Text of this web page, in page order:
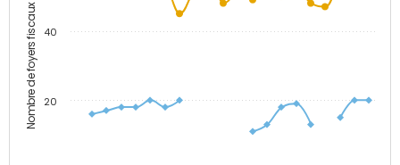
Nombre de foyers fiscaux 20
40